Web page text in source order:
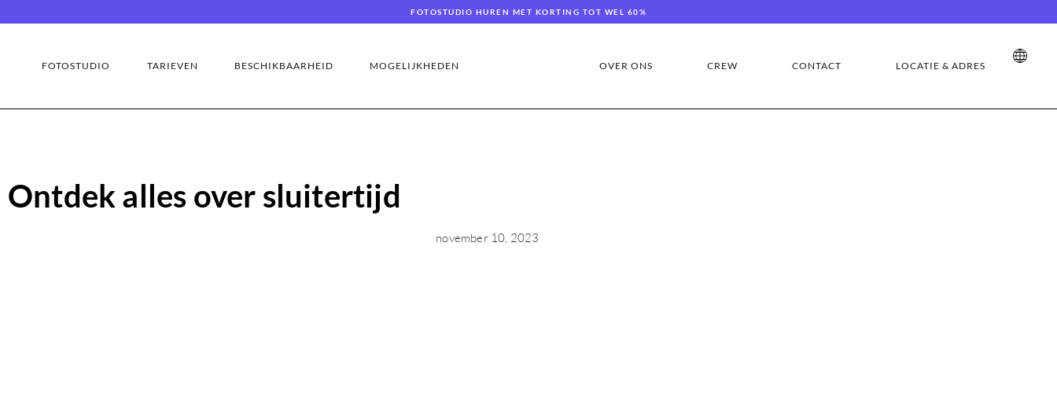
FOTOSTUDIO HUREN MET KORTING TOT WEL 60%
FOTOSTUDIO TARIEVEN BESCHIKBAARHEID MOGELIJKHEDEN OVER ONS CREW CONTACT LOCATIE & ADRES
Ontdek alles over sluitertijd
november 10, 2023